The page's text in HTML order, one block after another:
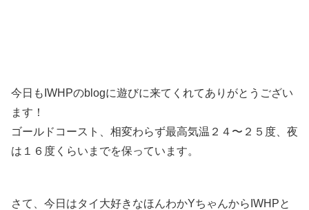
今日もIWHPのblogに遊びに来てくれてありがとうござい
ます！
ゴールドコースト、相変わらず最高気温２４〜２５度、夜
は１６度くらいまでを保っています。
さて、今日はタイ大好きなほんわかYちゃんからIWHPと